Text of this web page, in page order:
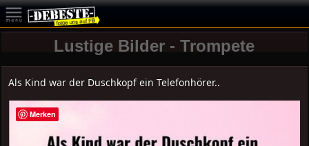
Lustige Bilder - Trompete
Als Kind war der Duschkopf ein Telefonhörer..
Merken